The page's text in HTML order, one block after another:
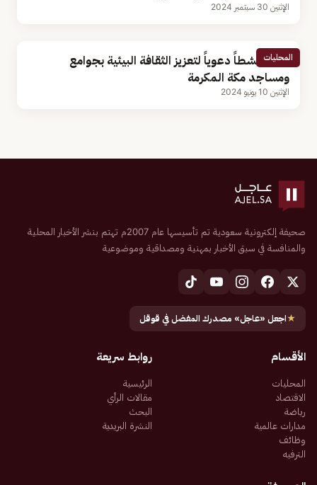
الإثنين 30 سبتمبر 2024
المحليات214 منشطاً دعوياً لتعزيز الثقافة البيئية بجوامع
ومساجد مكة المكرمة
الإثنين 10 يونيو 2024
صحيفة إلكترونية سعودية تم تأسيسها عام 2007م تهتم بنشر الأخبار المحلية
والمنافسة في سبق الأخبار بمهنية ومصداقية وموضوعية
★اجعل «عاجل» مصدرك المفضل في قوقل
الأقسام
المحليات
الاقتصاد
رياضة
مدارات عالمية
وظائف
الترفيه
روابط سريعة
الرئيسية
مقالات الرأي
البحث
النشرة البريدية